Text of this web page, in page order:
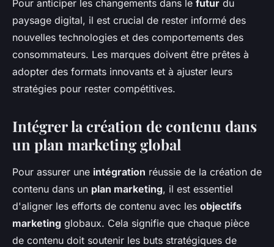
Pour anticiper les changements dans le futur du
paysage digital, il est crucial de rester informé des
nouvelles technologies et des comportements des
consommateurs. Les marques doivent être prêtes à
adopter des formats innovants et à ajuster leurs
stratégies pour rester compétitives.
Intégrer la création de contenu dans
un plan marketing global
Pour assurer une intégration réussie de la création de
contenu dans un plan marketing, il est essentiel
d'aligner les efforts de contenu avec les objectifs
marketing globaux. Cela signifie que chaque pièce
de contenu doit soutenir les buts stratégiques de